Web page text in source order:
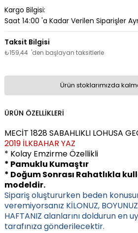
Kargo Bilgisi:
Saat 14:00 'a Kadar Verilen Siparişler
₺159,44 'den başlayan taksitlerle
Ürün stoklarımızda
ÜRÜN ÖZELLIKLERI
MECİT 1828 SABAHLIKLI LOHUSA
2019 İLKBAHAR YAZ
* Kolay Emzirme Özellikli
* Pamuklu Kumaştır
* Doğum Sonrası Rahatlıkla
modeldir.
Sipariş oluştururken beden
veremiyorsanız KİLONUZ,
HAFTANIZ alanlarını doldurun en
tarafınıza gönderilecektir.